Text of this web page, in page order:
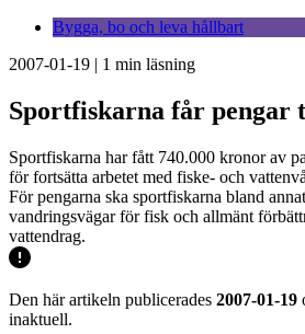
Bygga, bo och leva hållbart
2007-01-19 | 1 min läsning
Sportfiskarna får pengar
Sportfiskarna har fått 740.000 kronor av
för fortsätta arbetet med fiske- och
För pengarna ska sportfiskarna bland
vandringsvägar för fisk och allmänt
vattendrag.
Den här artikeln publicerades 2007-01-19
inaktuell.